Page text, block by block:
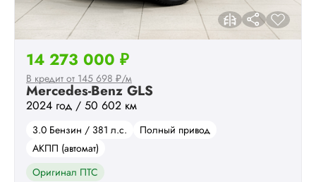
Mercedes-Benz GLS
2024 год / 50 602 км
3.0 Бензин / 381 л.с.
Полный привод
АКПП (автомат)
Оригинал ПТС
14 273 000 ₽
В кредит от 145 698 ₽/м